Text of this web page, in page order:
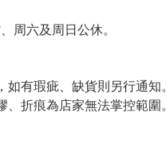
周六及周日公休。
有瑕疵、缺貨則另行通知。
折痕為店家無法掌控範圍。